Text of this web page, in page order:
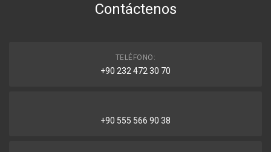
Contáctenos
TELÉFONO:
+90 232 472 30 70
+90 555 566 90 38